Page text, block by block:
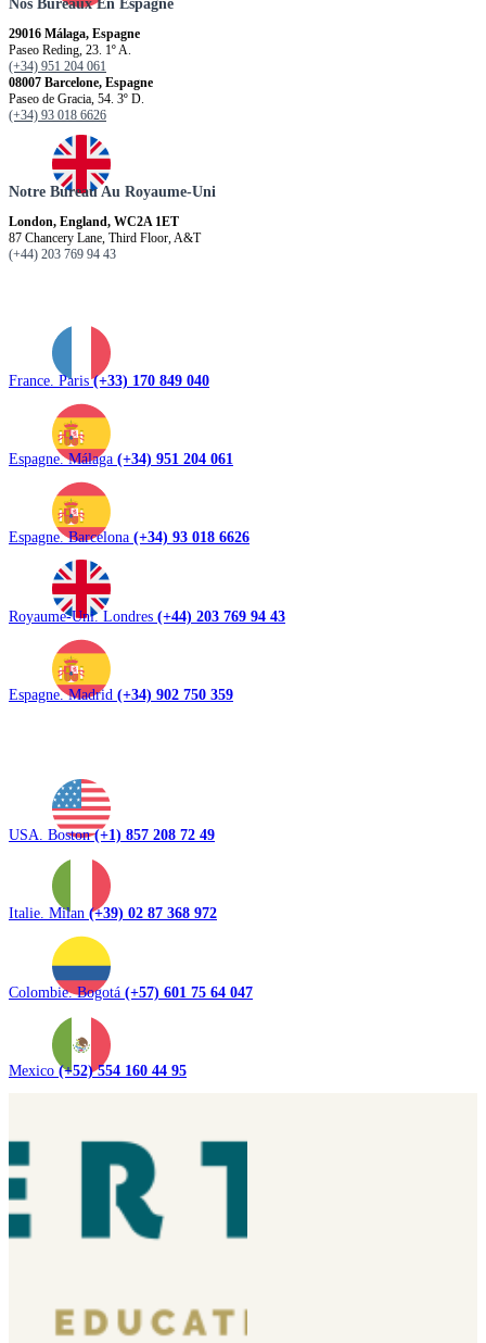
Nos Bureaux En Espagne
29016 Málaga, Espagne
Paseo Reding, 23. 1º A.
(+34) 951 204 061
08007 Barcelone, Espagne
Paseo de Gracia, 54. 3º D.
(+34) 93 018 6626
Notre Bureau Au Royaume-Uni
London, England, WC2A 1ET
87 Chancery Lane, Third Floor, A&T
(+44) 203 769 94 43
France. Paris(+33) 170 849 040
Espagne. Málaga (+34) 951 204 061
Espagne. Barcelona (+34) 93 018 6626
Royaume-Uni. Londres (+44) 203 769 94 43
Espagne. Madrid (+34) 902 750 359
USA. Boston(+1) 857 208 72 49
Italie. Milan (+39) 02 87 368 972
Colombie. Bogotá (+57) 601 75 64 047
Mexico (+52) 554 160 44 95